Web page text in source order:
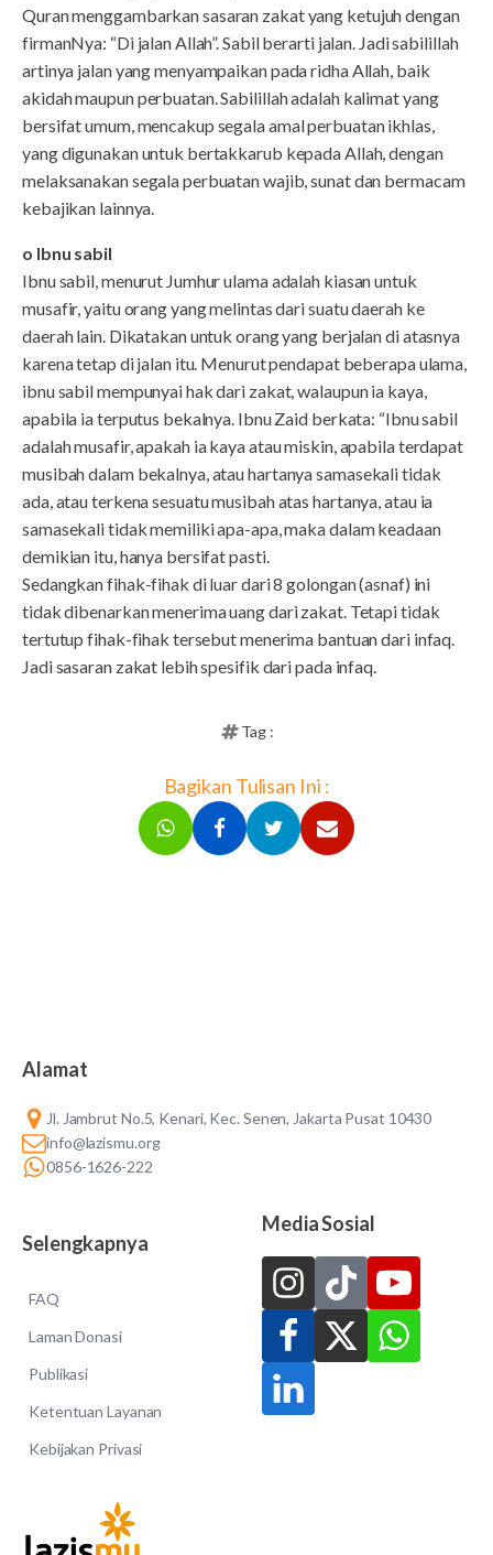
Quran menggambarkan sasaran zakat yang ketujuh dengan
firmanNya: “Di jalan Allah”. Sabil berarti jalan. Jadi sabilillah
artinya jalan yang menyampaikan pada ridha Allah, baik
akidah maupun perbuatan. Sabilillah adalah kalimat yang
bersifat umum, mencakup segala amal perbuatan ikhlas,
yang digunakan untuk bertakkarub kepada Allah, dengan
melaksanakan segala perbuatan wajib, sunat dan bermacam
kebajikan lainnya.
o Ibnu sabil
Ibnu sabil, menurut Jumhur ulama adalah kiasan untuk
musafir, yaitu orang yang melintas dari suatu daerah ke
daerah lain. Dikatakan untuk orang yang berjalan di atasnya
karena tetap di jalan itu. Menurut pendapat beberapa ulama,
ibnu sabil mempunyai hak dari zakat, walaupun ia kaya,
apabila ia terputus bekalnya. Ibnu Zaid berkata: “Ibnu sabil
adalah musafir, apakah ia kaya atau miskin, apabila terdapat
musibah dalam bekalnya, atau hartanya samasekali tidak
ada, atau terkena sesuatu musibah atas hartanya, atau ia
samasekali tidak memiliki apa-apa, maka dalam keadaan
demikian itu, hanya bersifat pasti.
Sedangkan fihak-fihak di luar dari 8 golongan (asnaf) ini
tidak dibenarkan menerima uang dari zakat. Tetapi tidak
tertutup fihak-fihak tersebut menerima bantuan dari infaq.
Jadi sasaran zakat lebih spesifik dari pada infaq.
Tag :
Bagikan Tulisan Ini :
Alamat
Jl. Jambrut No.5, Kenari, Kec. Senen, Jakarta Pusat 10430
info@lazismu.org
0856-1626-222
Selengkapnya
FAQ
Laman Donasi
Publikasi
Ketentuan Layanan
Kebijakan Privasi
Media Sosial